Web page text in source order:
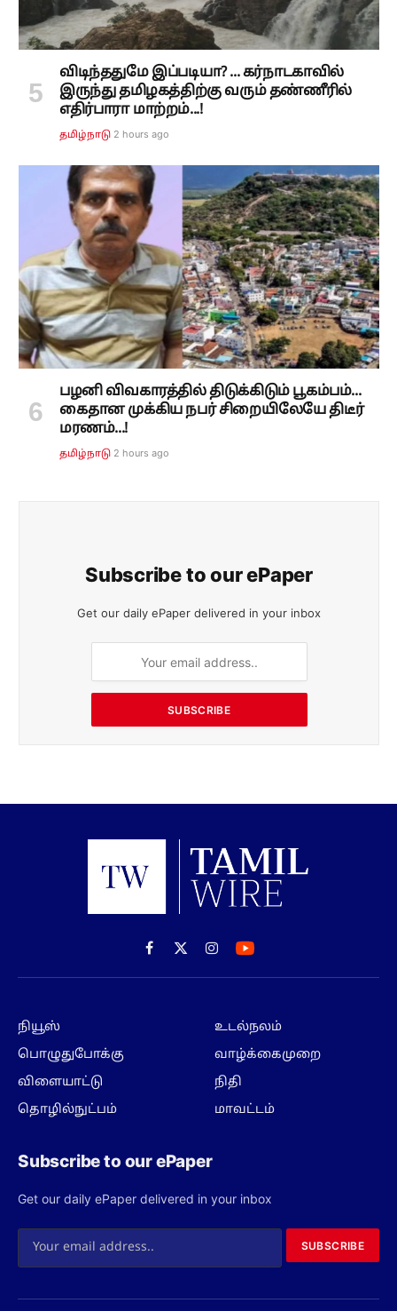
விடிந்ததுமே இப்படியா? ... கர்நாடகாவில்
இருந்து தமிழகத்திற்கு வரும் தண்ணீரில்
எதிர்பாரா மாற்றம்...!
தமிழ்நாடு 2 hours ago
பழனி விவகாரத்தில் திடுக்கிடும் பூகம்பம்...
கைதான முக்கிய நபர் சிறையிலேயே திடீர்
மரணம்...!
தமிழ்நாடு 2 hours ago
Subscribe to our ePaper
Get our daily ePaper delivered in your inbox
SUBSCRIBE
Facebook
X
(Twitter)
Instagram
நியூஸ்
பொழுதுபோக்கு
விளையாட்டு
தொழில்நுட்பம்
உடல்நலம்
வாழ்க்கைமுறை
நிதி
மாவட்டம்
Subscribe to our ePaper
Get our daily ePaper delivered in your inbox
SUBSCRIBE